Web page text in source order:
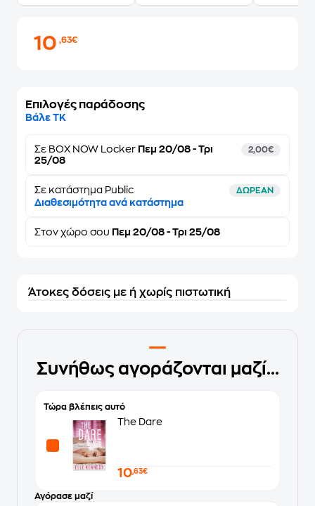
10,63€
Επιλογές παράδοσης
Βάλε ΤΚ
Σε BOX NOW Locker Πεμ 20/08 - Τρι
25/08
2,00€
Σε κατάστημα Public ΔΩΡΕΑΝ
Διαθεσιμότητα ανά κατάστημα
Στον χώρο σου Πεμ 20/08 - Τρι 25/08
Άτοκες δόσεις με ή χωρίς πιστωτική
Συνήθως αγοράζονται μαζί...
Τώρα βλέπεις αυτό
The Dare
10,63€
Αγόρασε μαζί